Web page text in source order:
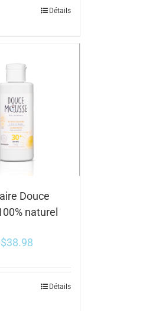
Détails
Douce
naturel
$38.98
Détails